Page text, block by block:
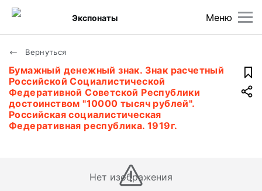
Меню
Экспонаты
Вернуться
Бумажный денежный знак. Знак расчетный
Российской Социалистической
Федеративной Советской Республики
достоинством "10000 тысяч рублей".
Российская социалистическая
Федеративная республика. 1919г.
Нет изображения